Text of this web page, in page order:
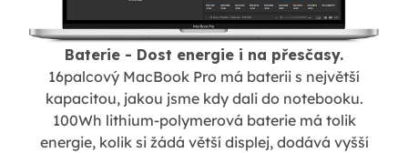
Baterie - Dost energie i na přesčasy.
16palcový MacBook Pro má baterii s největší
kapacitou, jakou jsme kdy dali do notebooku.
100Wh lithium-polymerová baterie má tolik
energie, kolik si žádá větší displej, dodává vyšší